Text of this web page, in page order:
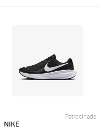
Patrocinado
NIKE